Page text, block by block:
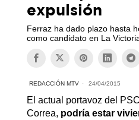
expulsión
Ferraz ha dado plazo hasta
como candidato en La
REDACCIÓN MTV 24/04/2015
El actual portavoz del
Correa, podría estar